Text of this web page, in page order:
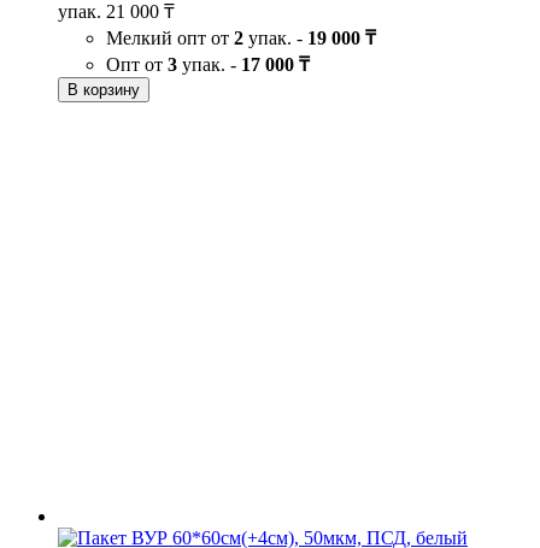
упак. 21 000 ₸
Мелкий опт от 2 упак. - 19 000 ₸
Опт от 3 упак. - 17 000 ₸
В корзину